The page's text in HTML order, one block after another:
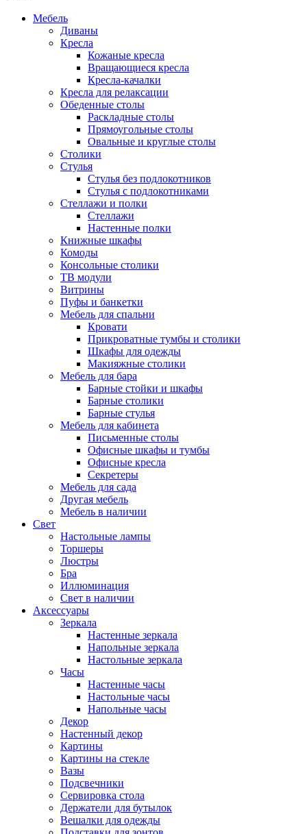
Мебель
Диваны
Кресла
Кожаные кресла
Вращающиеся кресла
Кресла-качалки
Кресла для релаксации
Обеденные столы
Раскладные столы
Прямоугольные столы
Овальные и круглые столы
Столики
Стулья
Стулья без подлокотников
Стулья с подлокотниками
Стеллажи и полки
Стеллажи
Настенные полки
Книжные шкафы
Комоды
Консольные столики
ТВ модули
Витрины
Пуфы и банкетки
Мебель для спальни
Кровати
Прикроватные тумбы и столики
Шкафы для одежды
Макияжные столики
Мебель для бара
Барные стойки и шкафы
Барные столики
Барные стулья
Мебель для кабинета
Письменные столы
Офисные шкафы и тумбы
Офисные кресла
Секретеры
Мебель для сада
Другая мебель
Мебель в наличии
Свет
Настольные лампы
Торшеры
Люстры
Бра
Иллюминация
Свет в наличии
Аксессуары
Зеркала
Настенные зеркала
Напольные зеркала
Настольные зеркала
Часы
Настенные часы
Настольные часы
Напольные часы
Декор
Настенный декор
Картины
Картины на стекле
Вазы
Подсвечники
Сервировка стола
Держатели для бутылок
Вешалки для одежды